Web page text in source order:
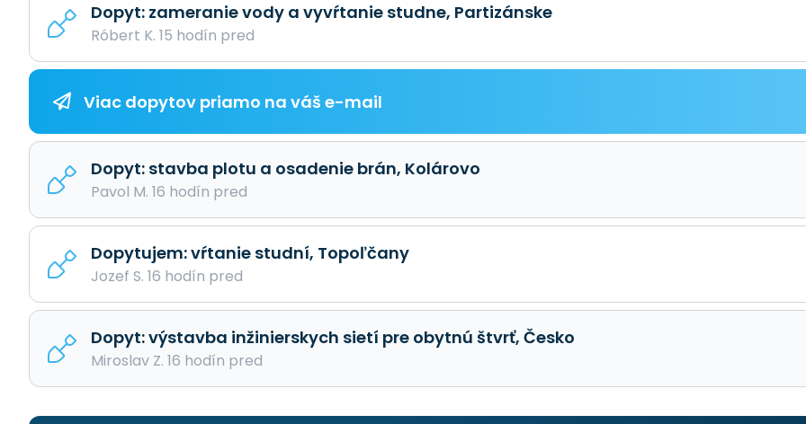
Dopyt: zameranie vody a vyvŕtanie studne, Partizánske
Róbert K. 15 hodín pred
Viac dopytov priamo na váš e-mail
Dopyt: stavba plotu a osadenie brán, Kolárovo
Pavol M. 16 hodín pred
Dopytujem: vŕtanie studní, Topoľčany
Jozef S. 16 hodín pred
Dopyt: výstavba inžinierskych sietí pre obytnú štvrť, Česko
Miroslav Z. 16 hodín pred